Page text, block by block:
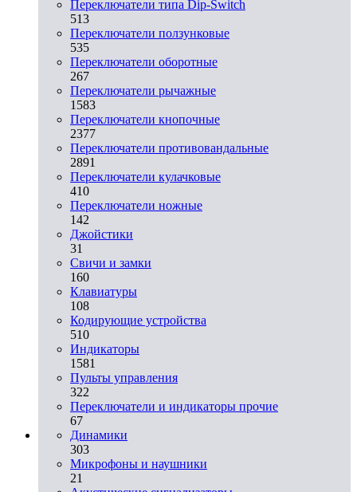
Переключатели типа Dip-Switch
513
Переключатели ползунковые
535
Переключатели оборотные
267
Переключатели рычажные
1583
Переключатели кнопочные
2377
Переключатели противовандальные
2891
Переключатели кулачковые
410
Переключатели ножные
142
Джойстики
31
Свичи и замки
160
Клавиатуры
108
Кодирующие устройства
510
Индикаторы
1581
Пульты управления
322
Переключатели и индикаторы прочие
67
Динамики
303
Микрофоны и наушники
21